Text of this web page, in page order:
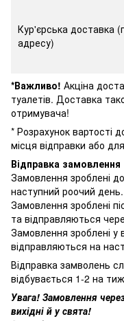
Кур'єрська доставка
адресу)
*Важливо! Акціна
туалетів. Доставка
отримувача!
* Розрахунок вартості
місця відправки або
Відправка замовлення
Замовлення зроблені
наступний роочий день.
Замовлення зроблені
та відправляються
Замовлення зроблені у
відправляються на
Відправка замволень
відбувається 1-2 на
Увага! Замовлення
вихідні й у свята!